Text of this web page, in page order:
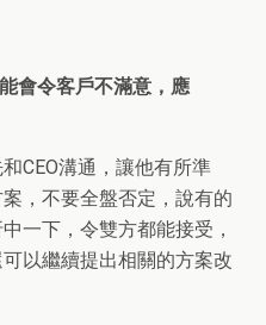
會令客戶不滿意，應
CEO溝通，讓他有所準
，不要全盤否定，說有的
一下，令雙方都能接受，
以繼續提出相關的方案改